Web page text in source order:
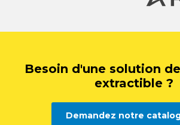
Besoin d'une solution
extractible ?
Demandez notre